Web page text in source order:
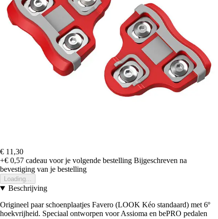
€ 11,30
+€ 0,57 cadeau voor je volgende bestelling Bijgeschreven na
bevestiging van je bestelling
Loading...
Beschrijving
Origineel paar schoenplaatjes Favero (LOOK Kéo standaard) met 6º
hoekvrijheid. Speciaal ontworpen voor Assioma en bePRO pedalen